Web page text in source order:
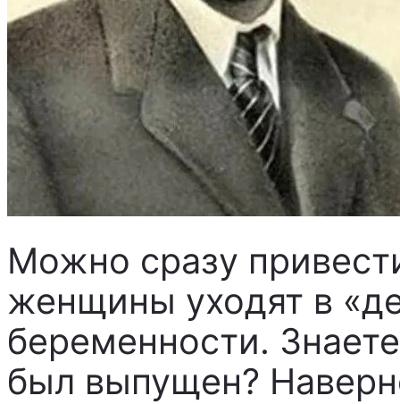
Можно сразу
женщины уходят в
беременности.
был выпущен?